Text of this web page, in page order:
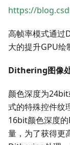
https://
高帧率模式通过
大的提升GPU绘
Dithering图像
颜色深度为
式的特殊控件纹
16bit颜色深度
量，为了获得更